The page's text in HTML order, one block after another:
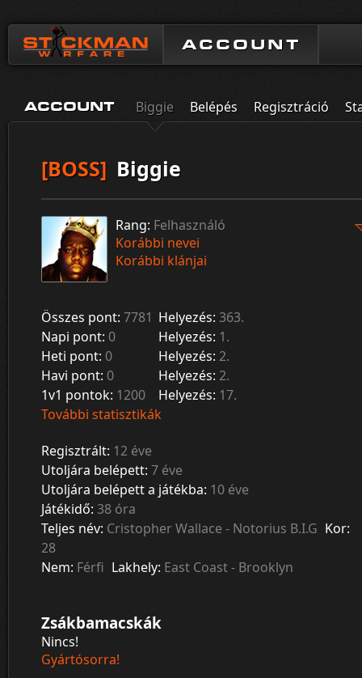
ACCOUNT
ACCOUNT Biggie Belépés Regisztráció
[BOSS] Biggie
Rang: Felhasználó
Korábbi nevei
Korábbi klánjai
Összes pont: 7781 Helyezés: 363.
Napi pont: 0 Helyezés: 1.
Heti pont: 0 Helyezés: 2.
Havi pont: 0 Helyezés: 2.
1v1 pontok: 1200 Helyezés: 17.
További statisztikák
Regisztrált: 12 éve
Utoljára belépett: 7 éve
Utoljára belépett a játékba: 10 éve
Játékidő: 38 óra
Teljes név: Cristopher Wallace - Notorius B.I.G Kor:
28
Nem: Férfi Lakhely: East Coast - Brooklyn
Zsákbamacskák
Nincs!
Gyártósorra!